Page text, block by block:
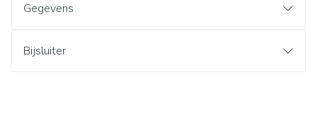
Gegevens
Bijsluiter